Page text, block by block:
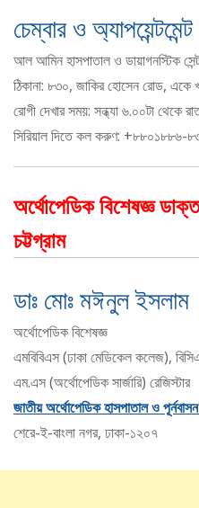
চেম্বার ও অ্যাপয়েন্টমেন্ট
আল আমিন হাসপাতাল ও ডায়াগনস্টিক
ঠিকানা: ৮৩০, জাকির হোসেন রোড, একে
রোগী দেখার সময়: সন্ধ্যা ৬.০০টা থেকে
সিরিয়াল দিতে কল করুণ: +৮৮০১৮৮৬-
অর্থোপেডিক বিশেষজ্ঞ
চট্টগ্রাম
ডাঃ মোঃ মঈনুল ইসলাম
অর্থোপেডিক বিশেষজ্ঞ
এমবিবিএস (ঢাকা মেডিকেল কলেজ),
এম.এস (অর্থোপেডিক সার্জারি) রেজিস্টার
জাতীয় অর্থোপেডিক হাসপাতাল ও পূর্নবাসন
শেরে-ই-বাংলা নগর, ঢাকা-১২০৭